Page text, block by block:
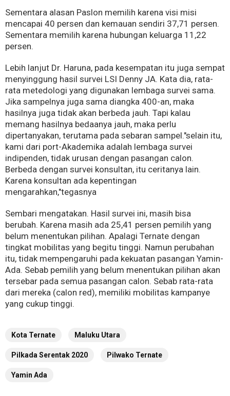
Sementara alasan Paslon memilih karena visi misi
mencapai 40 persen dan kemauan sendiri 37,71 persen.
Sementara memilih karena hubungan keluarga 11,22
persen.
Lebih lanjut Dr. Haruna, pada kesempatan itu juga sempat
menyinggung hasil survei LSI Denny JA. Kata dia, rata-
rata metedologi yang digunakan lembaga survei sama.
Jika sampelnya juga sama diangka 400-an, maka
hasilnya juga tidak akan berbeda jauh. Tapi kalau
memang hasilnya bedaanya jauh, maka perlu
dipertanyakan, terutama pada sebaran sampel."selain itu,
kami dari port-Akademika adalah lembaga survei
indipenden, tidak urusan dengan pasangan calon.
Berbeda dengan survei konsultan, itu ceritanya lain.
Karena konsultan ada kepentingan
mengarahkan,"tegasnya
Sembari mengatakan. Hasil survei ini, masih bisa
berubah. Karena masih ada 25,41 persen pemilih yang
belum menentukan pilihan. Apalagi Ternate dengan
tingkat mobilitas yang begitu tinggi. Namun perubahan
itu, tidak mempengaruhi pada kekuatan pasangan Yamin-
Ada. Sebab pemilih yang belum menentukan pilihan akan
tersebar pada semua pasangan calon. Sebab rata-rata
dari mereka (calon red), memiliki mobilitas kampanye
yang cukup tinggi.
Kota Ternate Maluku Utara
Pilkada Serentak 2020 Pilwako Ternate
Yamin Ada